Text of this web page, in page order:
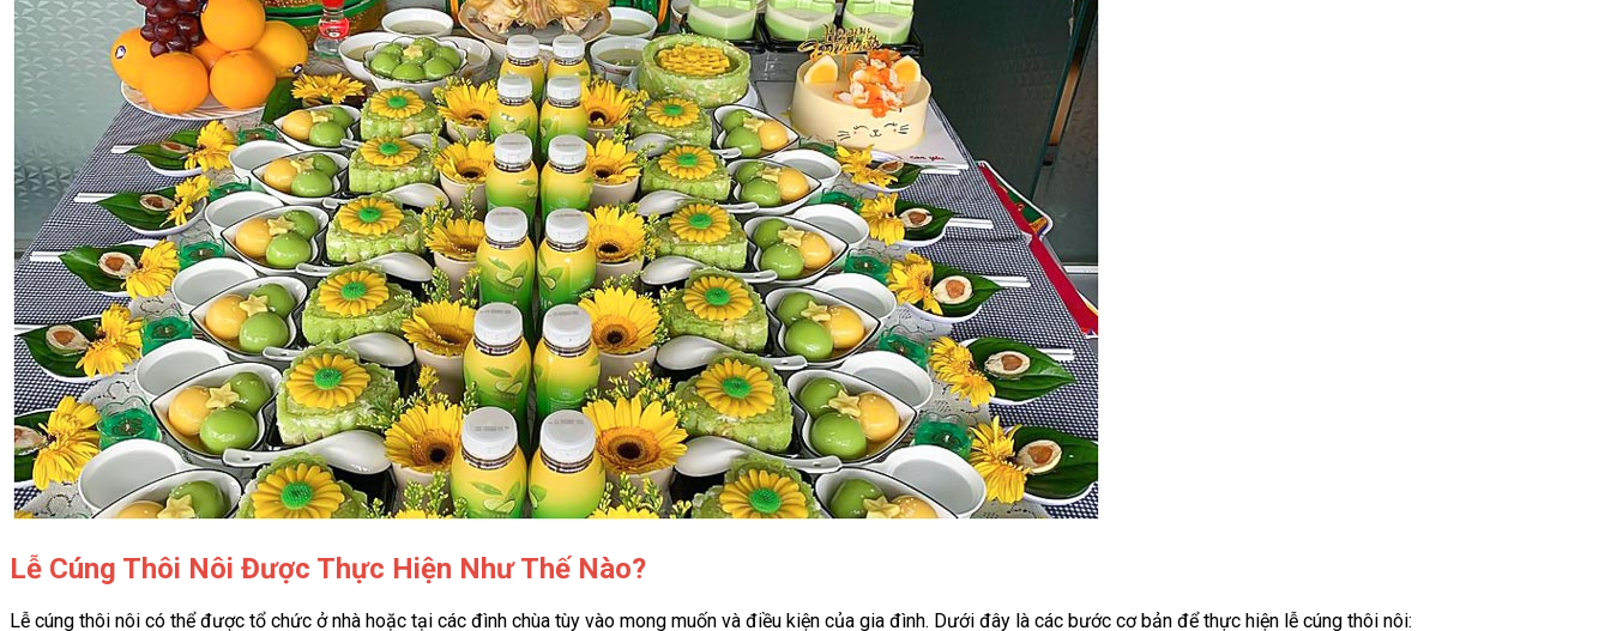
Lễ Cúng Thôi Nôi Được Thực Hiện Như Thế Nào?
Lễ cúng thôi nôi có thể được tổ chức ở nhà hoặc tại các đình chùa tùy vào mong muốn và điều kiện của gia đình. Dưới đây là các bước cơ bản để thực hiện lễ cúng thôi nôi: